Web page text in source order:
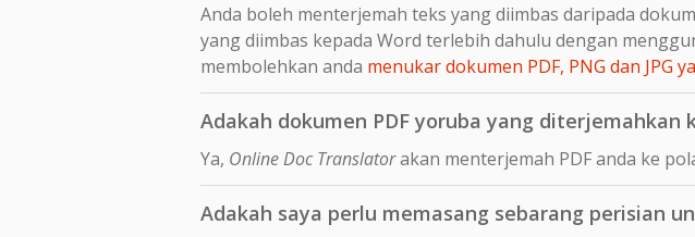
Anda boleh menterjemah teks yang diimbas daripada
yang diimbas kepada Word terlebih dahulu dengan
membolehkan anda menukar dokumen PDF, PNG dan JPG
Adakah dokumen PDF yoruba yang
Ya, Online Doc Translatorakan menterjemah PDF anda ke
Adakah saya perlu memasang sebarang perisian